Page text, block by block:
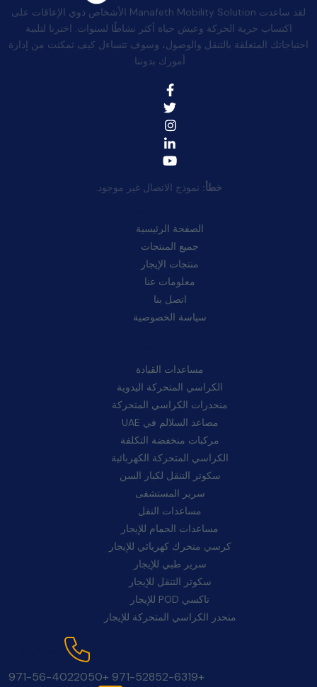
لقد ساعدت Manafeth Mobility Solution الأشخاص ذوي الإعاقات على
اكتساب حرية الحركة وعيش حياة أكثر نشاطًا لسنوات. اخترنا لتلبية
احتياجاتك المتعلقة بالتنقل والوصول، وسوف تتساءل كيف تمكنت من إدارة
أمورك بدوننا.
خطأ: نموذج الاتصال غير موجود.
الصفحة الرئيسية
جميع المنتجات
منتجات الإيجار
معلومات عنا
اتصل بنا
سياسة الخصوصية
مساعدات القيادة
الكراسي المتحركة اليدوية
منحدرات الكراسي المتحركة
مصاعد السلالم في UAE
مركبات منخفضة التكلفة
الكراسي المتحركة الكهربائية
سكوتر التنقل لكبار السن
سرير المستشفى
مساعدات النقل
مساعدات الحمام للإيجار
كرسي متحرك كهربائي للإيجار
سرير طبي للإيجار
سكوتر التنقل للإيجار
تاكسي POD للإيجار
منحدر الكراسي المتحركة للإيجار
+971-52852-6319
+971-56-4022050